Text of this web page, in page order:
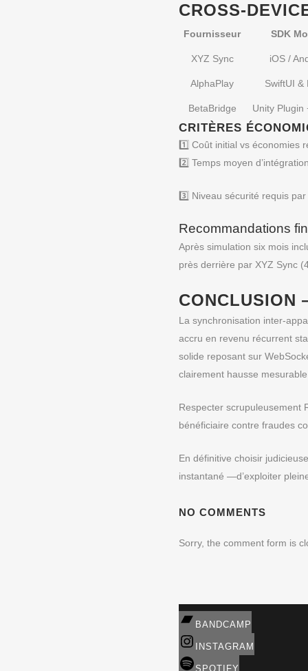
Fournisseur SDK
XYZ Sync iOS /
AlphaPlay SwiftUI &
BetaBridge Unity Plugin
CRITÈRES
1️⃣ Coût initial vs économies
2️⃣ Temps moyen
3️⃣ Niveau sécurité requis
Recommandations
Après simulation six mois
près derrière par XYZ Sync
CONCLUSION
La synchronisation
accru en revenu récurrent
solide reposant sur
clairement hausse
Respecter scrupuleusement
bénéficiaire contre fraudes
En définitive choisir
instantané —d’exploiter
NO COMMENTS
Sorry, the comment form is
BANDCAMP
INSTAGRAM
SPOTIFY